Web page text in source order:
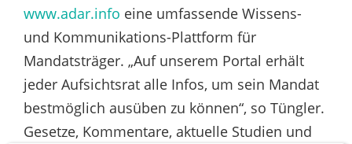
www.adar.info eine umfassende Wissens-
und Kommunikations-Plattform für
Mandatsträger. „Auf unserem Portal erhält
jeder Aufsichtsrat alle Infos, um sein Mandat
bestmöglich ausüben zu können“, so Tüngler.
Gesetze, Kommentare, aktuelle Studien und